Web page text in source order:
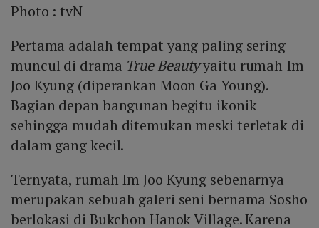
Photo :tvN
Pertama adalah tempat yang paling sering
muncul di drama True Beautyyaitu rumah Im
Joo Kyung (diperankan Moon Ga Young).
Bagian depan bangunan begitu ikonik
sehingga mudah ditemukan meski terletak di
dalam gang kecil.
Ternyata, rumah Im Joo Kyung sebenarnya
merupakan sebuah galeri seni bernama Sosho
berlokasi di Bukchon Hanok Village. Karena